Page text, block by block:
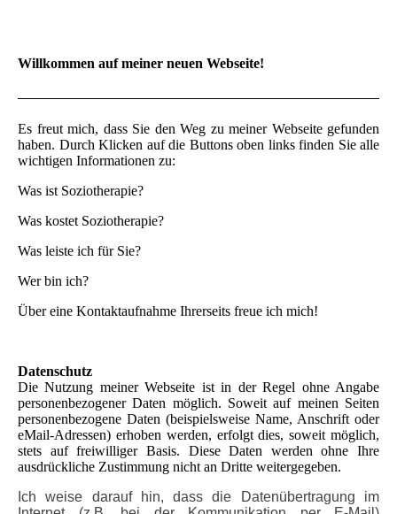
Willkommen auf meiner neuen Webseite!
Es freut mich, dass Sie den Weg zu meiner Webseite gefunden
haben. Durch Klicken auf die Buttons oben links finden Sie alle
wichtigen Informationen zu:
Was ist Soziotherapie?
Was kostet Soziotherapie?
Was leiste ich für Sie?
Wer bin ich?
Über eine Kontaktaufnahme Ihrerseits freue ich mich!
Datenschutz
Die Nutzung meiner Webseite ist in der Regel ohne Angabe
personenbezogener Daten möglich. Soweit auf meinen Seiten
personenbezogene Daten (beispielsweise Name, Anschrift oder
eMail-Adressen) erhoben werden, erfolgt dies, soweit möglich,
stets auf freiwilliger Basis. Diese Daten werden ohne Ihre
ausdrückliche Zustimmung nicht an Dritte weitergegeben.
Ich weise darauf hin, dass die Datenübertragung im